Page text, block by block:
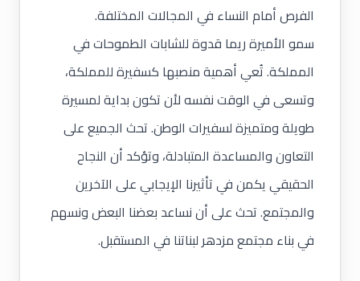
الفرص أمام النساء في المجالات المختلفة.
سمو الأميرة ريما قدوة للشابات الطموحات في
المملكة. تُعي أهمية منصبها كسفيرة للمملكة،
وتسعى في الوقت نفسه لأن تكون بداية لمسيرة
طويلة ومتميزة لسفيرات الوطن. تحث الجميع على
التعاون والمساعدة المتبادلة، وتؤكد أن النجاح
الحقيقي يكمن في تأثيرنا الإيجابي على الآخرين
والمجتمع. تحث على أن نساعد بعضنا البعض ونسهم
في بناء مجتمع مزدهر لبناتنا في المستقبل.